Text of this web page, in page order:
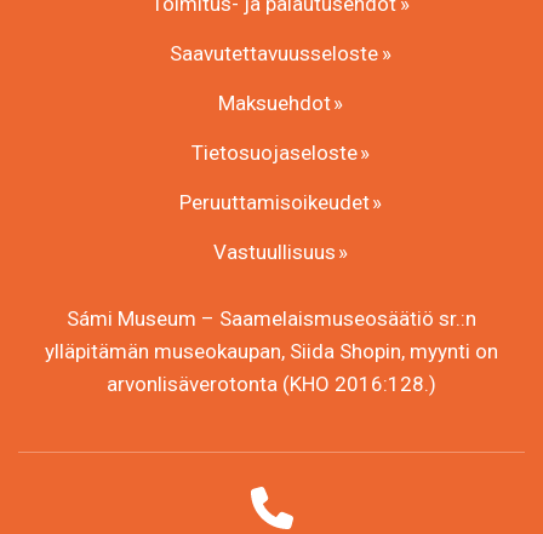
Saavutettavuusseloste
Maksuehdot
Tietosuojaseloste
Peruuttamisoikeudet
Vastuullisuus
Sámi Museum – Saamelaismuseosäätiö sr.:n
ylläpitämän museokaupan, Siida Shopin, myynti on
arvonlisäverotonta (KHO 2016:128.)